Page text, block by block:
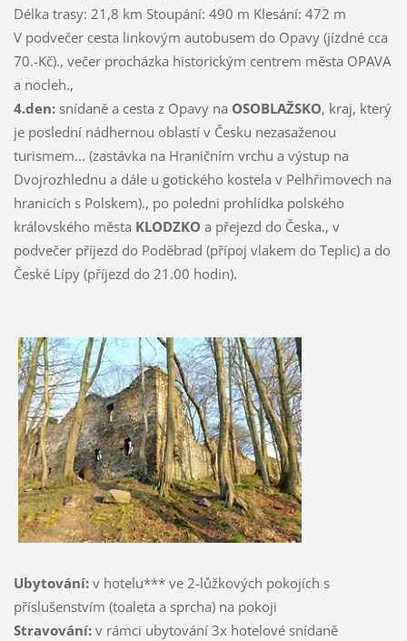
Délka trasy: 21,8 km Stoupání: 490 m Klesání: 472 m
V podvečer cesta linkovým autobusem do Opavy (jízdné cca
70.-Kč)., večer procházka historickým centrem města OPAVA
a nocleh.,
4.den:snídaně a cesta z Opavy na OSOBLAŽSKO, kraj, který
je poslední nádhernou oblastí v Česku nezasaženou
turismem... (zastávka na Hraničním vrchu a výstup na
Dvojrozhlednu a dále u gotického kostela v Pelhřimovech na
hranicích s Polskem)., po poledni prohlídka polského
královského města KLODZKO a přejezd do Česka., v
podvečer příjezd do Poděbrad (přípoj vlakem do Teplic) a do
České Lípy (příjezd do 21.00 hodin).
Ubytování: v hotelu*** ve 2-lůžkových pokojích s
příslušenstvím (toaleta a sprcha) na pokoji
Stravování:v rámci ubytování 3x hotelové snídaně